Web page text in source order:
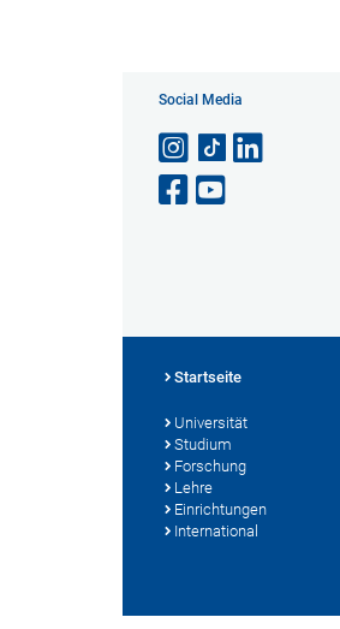
Social Media
Startseite
Universität
Studium
Forschung
Lehre
Einrichtungen
International